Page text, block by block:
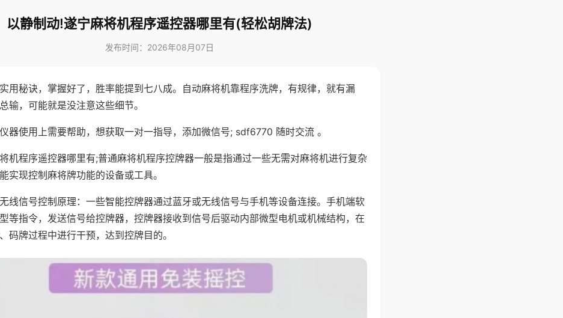
以静制动!遂宁麻将机程序遥控器哪里有(轻松胡牌法)
发布时间：2026年08月07日
用秘诀，掌握好了，胜率能提到七八成。自动麻将机靠程序洗牌，有规律，就有漏
输，可能就是没注意这些细节。
器使用上需要帮助，想获取一对一指导，添加微信号; sdf6770 随时交流 。
机程序遥控器哪里有;普通麻将机程序控牌器一般是指通过一些无需对麻将机进行复杂
实现控制麻将牌功能的设备或工具。
线信号控制原理：一些智能控牌器通过蓝牙或无线信号与手机等设备连接。手机端软
等指令，发送信号给控牌器，控牌器接收到信号后驱动内部微型电机或机械结构，在
码牌过程中进行干预，达到控牌目的。